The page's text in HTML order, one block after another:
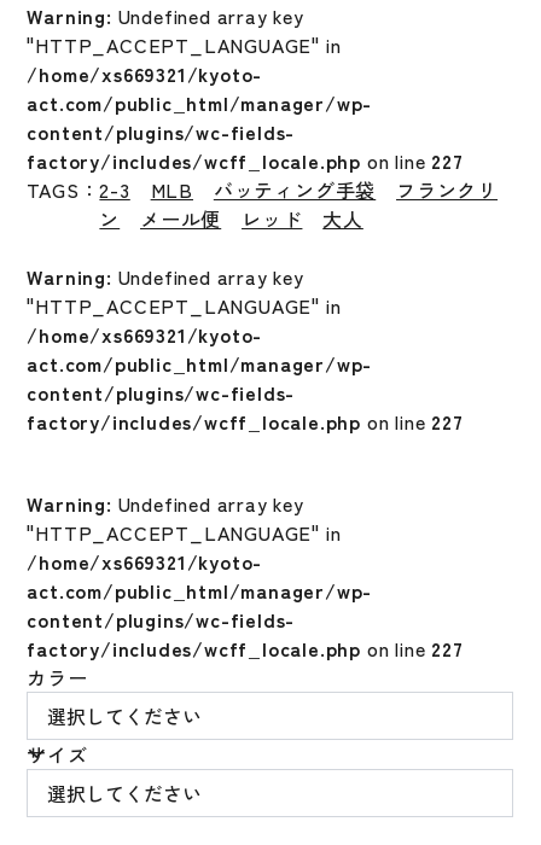
Warning: Undefined array key
"HTTP_ACCEPT_LANGUAGE" in
/home/xs669321/kyoto-
act.com/public_html/manager/wp-
content/plugins/wc-fields-
factory/includes/wcff_locale.php on line 227
TAGS：2-3 MLB バッティング手袋
フランクリ
ン
メール便 レッド
大人
Warning: Undefined array key
"HTTP_ACCEPT_LANGUAGE" in
/home/xs669321/kyoto-
act.com/public_html/manager/wp-
content/plugins/wc-fields-
factory/includes/wcff_locale.php on line 227
Warning: Undefined array key
"HTTP_ACCEPT_LANGUAGE" in
/home/xs669321/kyoto-
act.com/public_html/manager/wp-
content/plugins/wc-fields-
factory/includes/wcff_locale.php on line 227
カラー
サイズ